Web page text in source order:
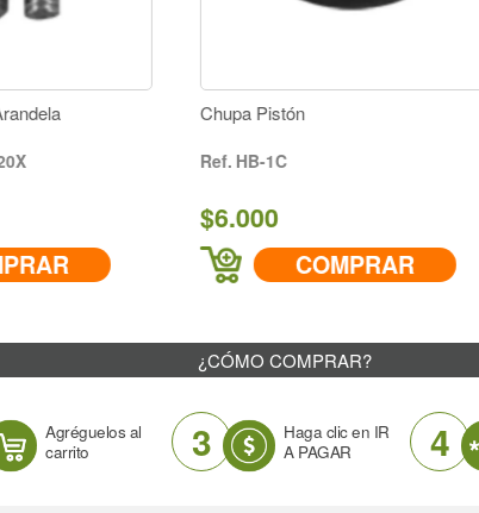
Chupa Pistón
COMPRAR
¿CÓMO COMPRAR?
Agréguelos al
carrito
3
Haga clic en IR
A PAGAR
4